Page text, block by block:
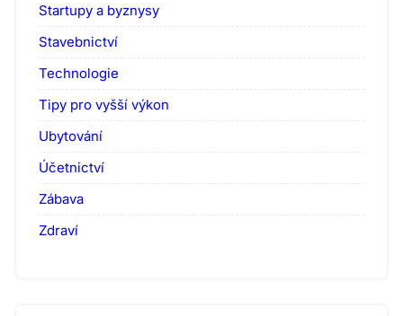
Startupy a byznysy
Stavebnictví
Technologie
Tipy pro vyšší výkon
Ubytování
Účetnictví
Zábava
Zdraví